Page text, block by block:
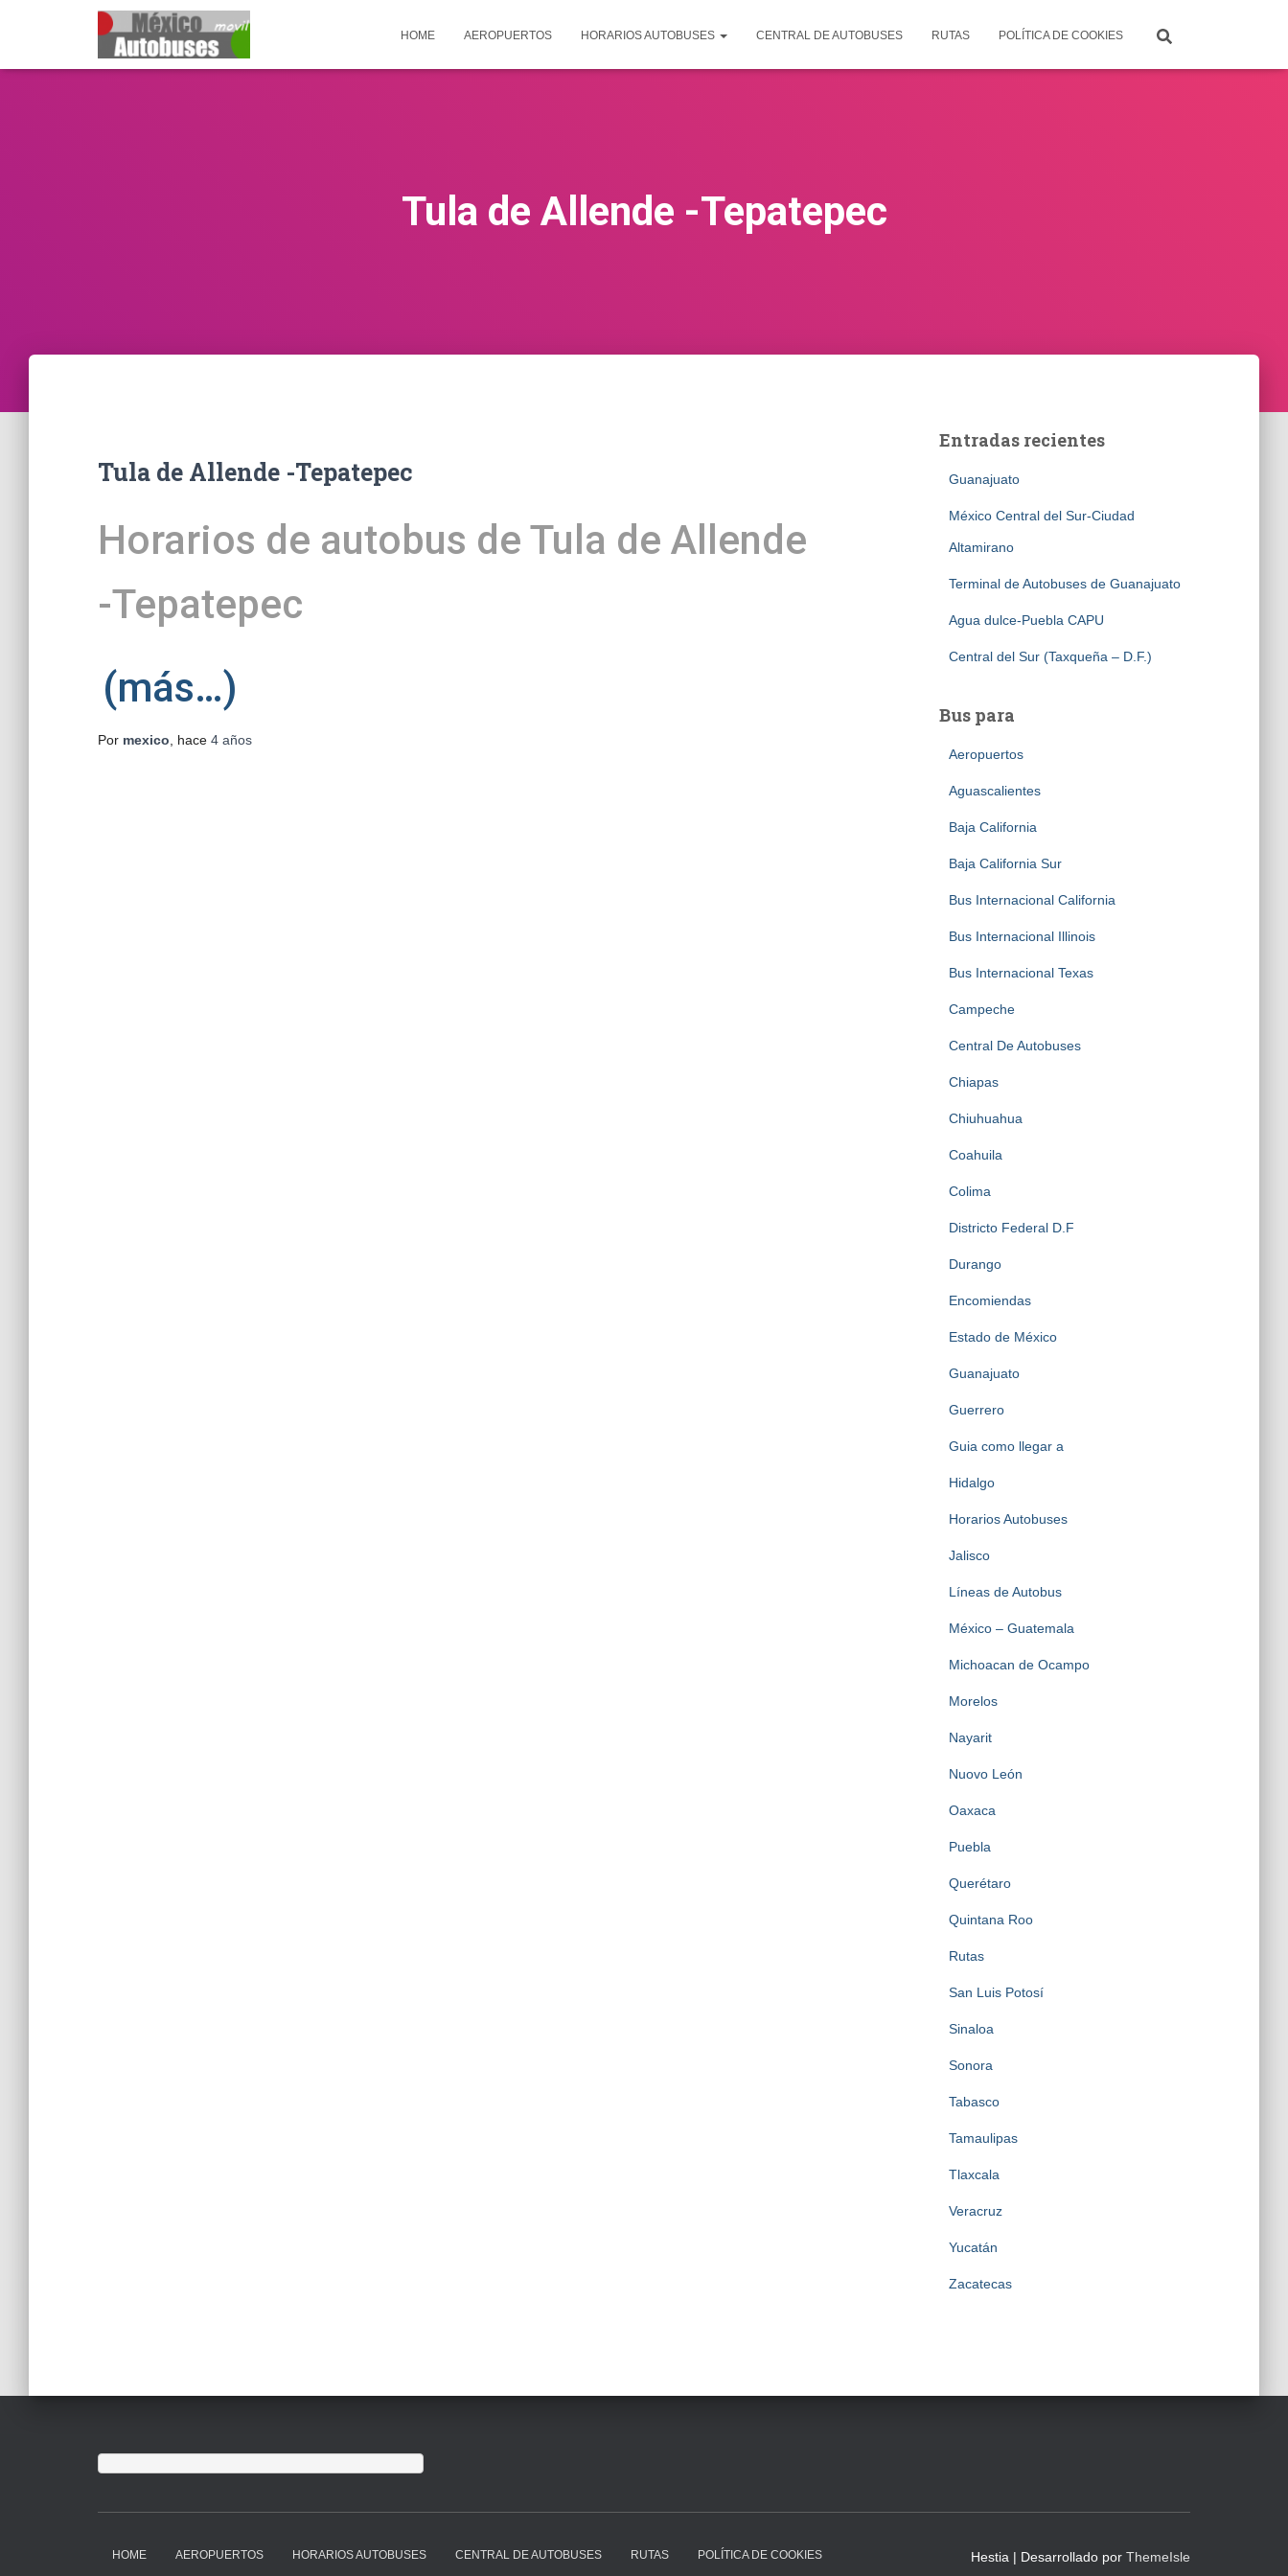
HOME AEROPUERTOS HORARIOS AUTOBUSES CENTRAL DE AUTOBUSES RUTAS POLÍTICA DE COOKIES
Tula de Allende -Tepatepec
Tula de Allende -Tepatepec
Horarios de autobus de Tula de Allende
-Tepatepec
(más…)
Por mexico , hace 4 años
Entradas recientes
Guanajuato
México Central del Sur-Ciudad
Altamirano
Terminal de Autobuses de Guanajuato
Agua dulce-Puebla CAPU
Central del Sur (Taxqueña – D.F.)
Bus para
Aeropuertos
Aguascalientes
Baja California
Baja California Sur
Bus Internacional California
Bus Internacional Illinois
Bus Internacional Texas
Campeche
Central De Autobuses
Chiapas
Chiuhuahua
Coahuila
Colima
Districto Federal D.F
Durango
Encomiendas
Estado de México
Guanajuato
Guerrero
Guia como llegar a
Hidalgo
Horarios Autobuses
Jalisco
Líneas de Autobus
México – Guatemala
Michoacan de Ocampo
Morelos
Nayarit
Nuovo León
Oaxaca
Puebla
Querétaro
Quintana Roo
Rutas
San Luis Potosí
Sinaloa
Sonora
Tabasco
Tamaulipas
Tlaxcala
Veracruz
Yucatán
Zacatecas
HOME AEROPUERTOS HORARIOS AUTOBUSES CENTRAL DE AUTOBUSES RUTAS POLÍTICA DE COOKIES Hestia | Desarrollado por ThemeIsle